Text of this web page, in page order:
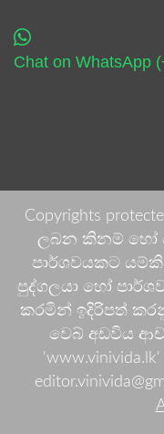
Chat on WhatsApp
Copyrights
ලබන කිනම් හෝ
පාර්ශවයකට
පුද්ගලයා හෝ
කරමින් ඉදිරිපත්
වෙබ් අඩවිය